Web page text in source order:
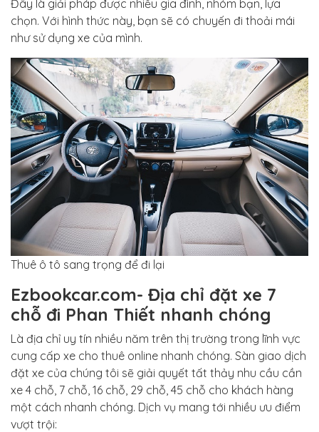
Đây là giải pháp được nhiều gia đình, nhóm bạn, lựa
chọn. Với hình thức này, bạn sẽ có chuyến đi thoải mái
như sử dụng xe của mình.
Thuê ô tô sang trọng để đi lại
Ezbookcar.com- Địa chỉ đặt xe 7
chỗ đi Phan Thiết nhanh chóng
Là địa chỉ uy tín nhiều năm trên thị trường trong lĩnh vực
cung cấp xe cho thuê online nhanh chóng. Sàn giao dịch
đặt xe của chúng tôi sẽ giải quyết tất thảy nhu cầu cần
xe 4 chỗ, 7 chỗ, 16 chỗ, 29 chỗ, 45 chỗ cho khách hàng
một cách nhanh chóng. Dịch vụ mang tới nhiều ưu điểm
vượt trội: